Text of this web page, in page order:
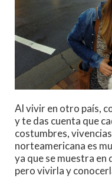
Al vivir en otro país,
y te das cuenta que
costumbres,
norteamericana es
ya que se muestra en
pero vivirla y